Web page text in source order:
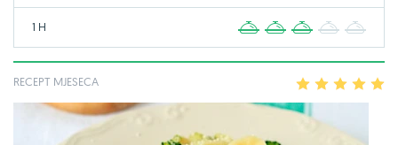
1 H 2 3 4
RECEPT MJESECA 2 3 4